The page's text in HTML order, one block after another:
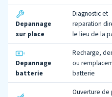
Depannage
sur place
Diagnostic et
reparation
le lieu de la
Depannage
batterie
Recharge,
ou
batterie
Ouverture de